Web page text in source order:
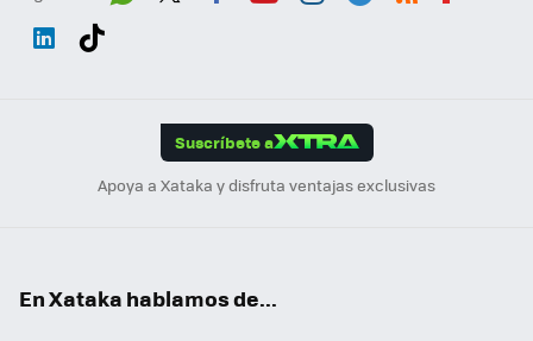
Suscríbete a
Apoya a Xataka y disfruta ventajas exclusivas
En Xataka hablamos de...